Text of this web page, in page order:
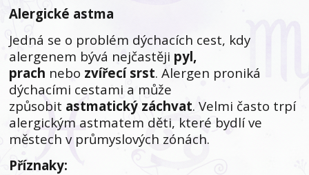
Alergické astma
Jedná se o problém dýchacích cest, kdy
alergenem bývá nejčastěji pyl,
prach nebo zvířecí srst. Alergen proniká
dýchacími cestami a může
způsobit astmatický záchvat. Velmi často trpí
alergickým astmatem děti, které bydlí ve
městech v průmyslových zónách.
Příznaky: